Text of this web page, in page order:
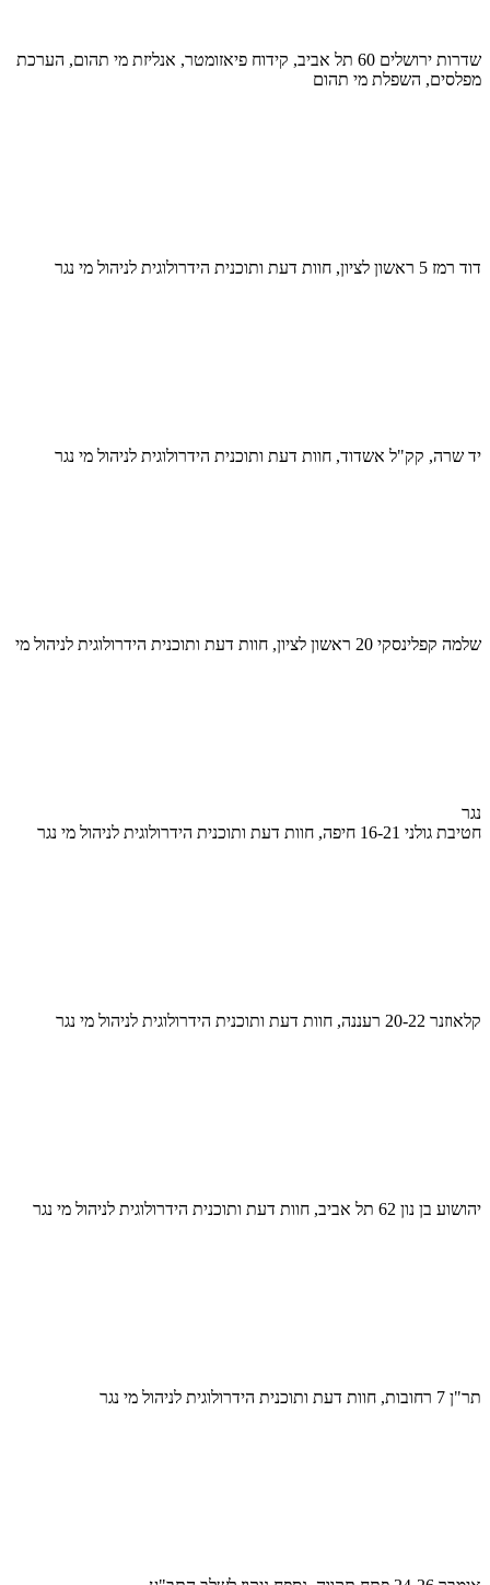
שדרות ירושלים 60 תל אביב, קידוח פיאזומטר, אנליזת מי תהום, הערכת
מפלסים, השפלת מי תהום
דוד רמז 5 ראשון לציון, חוות דעת ותוכנית הידרולוגית לניהול מי נגר
יד שרה, קק"ל אשדוד, חוות דעת ותוכנית הידרולוגית לניהול מי נגר
שלמה קפלינסקי 20 ראשון לציון, חוות דעת ותוכנית הידרולוגית לניהול מי
נגר
חטיבת גולני 16-21 חיפה, חוות דעת ותוכנית הידרולוגית לניהול מי נגר
קלאוזנר 20-22 רעננה, חוות דעת ותוכנית הידרולוגית לניהול מי נגר
יהושוע בן נון 62 תל אביב, חוות דעת ותוכנית הידרולוגית לניהול מי נגר
תר"ן 7 רחובות, חוות דעת ותוכנית הידרולוגית לניהול מי נגר